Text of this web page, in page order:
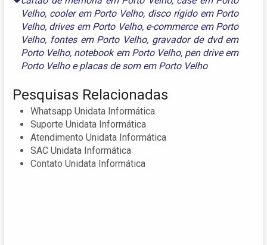
Velho, cooler em Porto Velho, disco rígido em Porto
Velho, drives em Porto Velho, e-commerce em Porto
Velho, fontes em Porto Velho, gravador de dvd em
Porto Velho, notebook em Porto Velho, pen drive em
Porto Velhoeplacas de som em Porto Velho
Pesquisas Relacionadas
Whatsapp Unidata Informática
Suporte Unidata Informática
Atendimento Unidata Informática
SAC Unidata Informática
Contato Unidata Informática